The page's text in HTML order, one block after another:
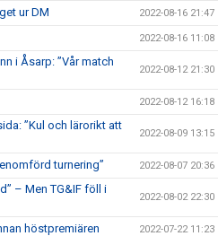
ur DM 2022-08-16 21:47
2022-08-16 11:08
i Åsarp: ”Vår match
2022-08-12 21:30
2022-08-12 16:18
”Kul och lärorikt att
2022-08-09 13:15
turnering” 2022-08-07 20:36
– Men TG&IF föll i
2022-08-02 22:30
höstpremiären 2022-07-22 11:23